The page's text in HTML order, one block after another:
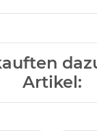
Artikel: